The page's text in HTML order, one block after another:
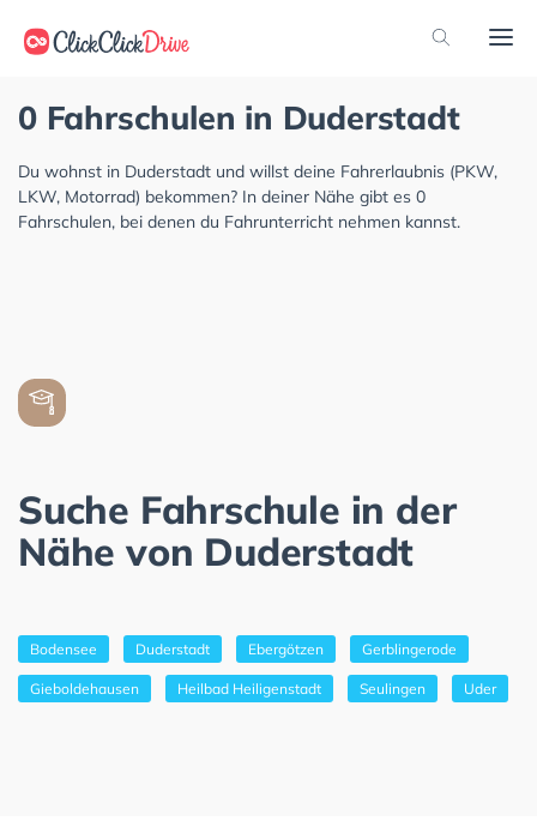
0 Fahrschulen in Duderstadt
Du wohnst in Duderstadt und willst deine Fahrerlaubnis (PKW,
LKW, Motorrad) bekommen? In deiner Nähe gibt es 0
Fahrschulen, bei denen du Fahrunterricht nehmen kannst.
Suche Fahrschule in der
Nähe von Duderstadt
Bodensee Duderstadt Ebergötzen Gerblingerode
Gieboldehausen Heilbad Heiligenstadt Seulingen Uder